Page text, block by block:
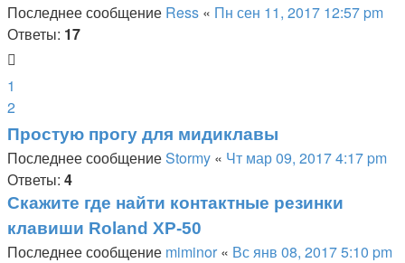
Последнее сообщение Ress « Пн сен 11, 2017 12:57 pm
Ответы: 17
1
2
Простую прогу для мидиклавы
Последнее сообщениеStormy « Чт мар 09, 2017 4:17 pm
Ответы: 4
Cкажите где найти контактные резинки
клавиши Roland XP-50
Последнее сообщение miminor « Вс янв 08, 2017 5:10 pm